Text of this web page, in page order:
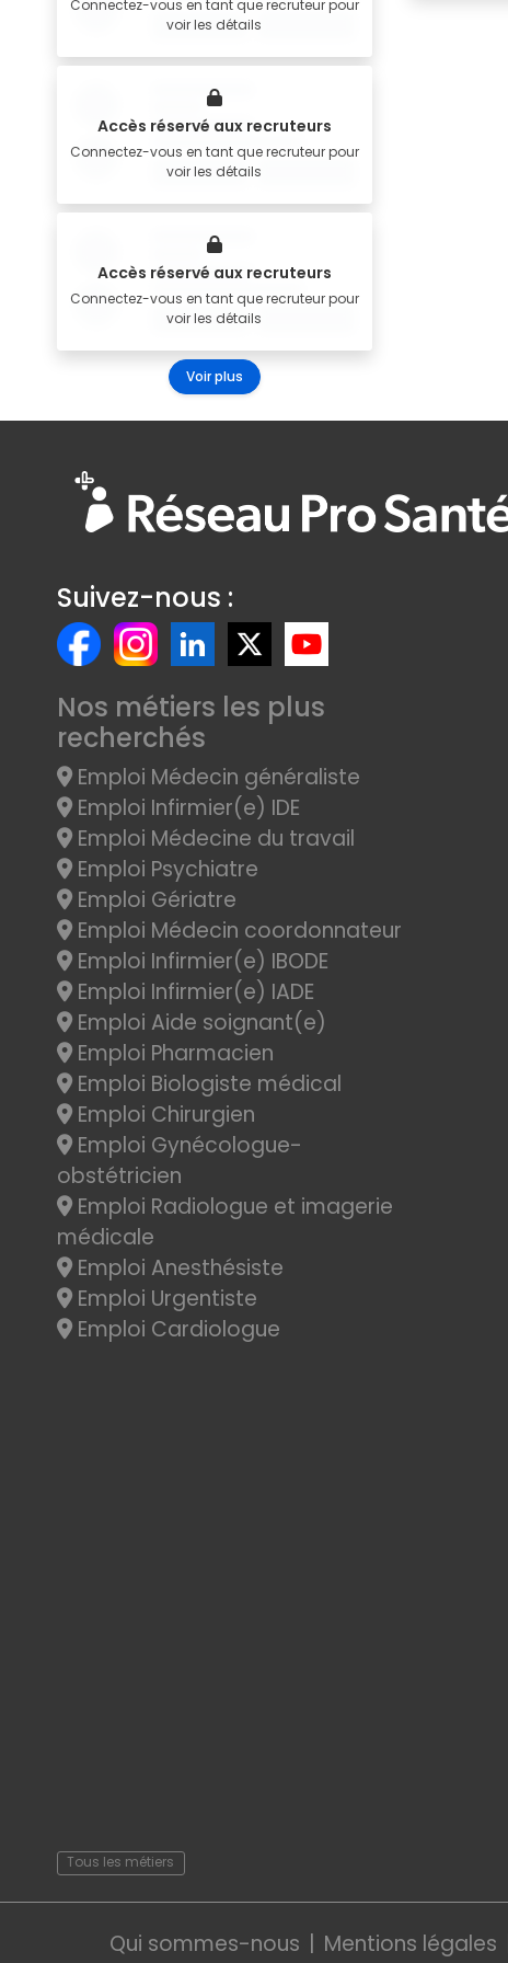
Connectez-vous en tant que recruteur pour
voir les détails
Accès réservé aux recruteurs
Connectez-vous en tant que recruteur pour
voir les détails
Accès réservé aux recruteurs
Connectez-vous en tant que recruteur pour
voir les détails
Voir plus
Suivez-nous :
Nos métiers les plus
recherchés
Emploi Médecin généraliste
Emploi Infirmier(e) IDE
Emploi Médecine du travail
Emploi Psychiatre
Emploi Gériatre
Emploi Médecin coordonnateur
Emploi Infirmier(e) IBODE
Emploi Infirmier(e) IADE
Emploi Aide soignant(e)
Emploi Pharmacien
Emploi Biologiste médical
Emploi Chirurgien
Emploi Gynécologue-
obstétricien
Emploi Radiologue et imagerie
médicale
Emploi Anesthésiste
Emploi Urgentiste
Emploi Cardiologue
Tous les métiers
Qui sommes-nous Mentions légales